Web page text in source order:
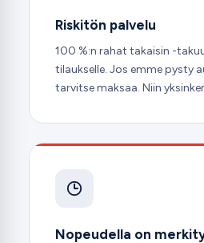
Riskitön palvelu
100 %:n rahat takaisin -
tilaukselle. Jos emme pysty
tarvitse maksaa. Niin
Nopeudella on